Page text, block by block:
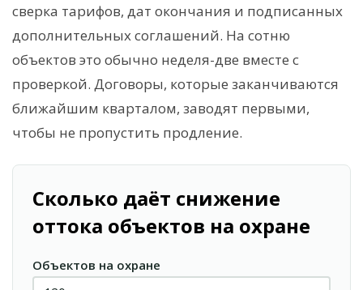
сверка тарифов, дат окончания и подписанных
дополнительных соглашений. На сотню
объектов это обычно неделя-две вместе с
проверкой. Договоры, которые заканчиваются
ближайшим кварталом, заводят первыми,
чтобы не пропустить продление.
Сколько даёт снижение
оттока объектов на охране
Объектов на охране